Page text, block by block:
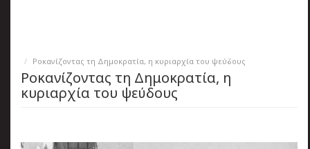
Ροκανίζοντας τη Δημοκρατία, η κυριαρχία του ψεύδους
Ροκανίζοντας τη Δημοκρατία, η
κυριαρχία του ψεύδους